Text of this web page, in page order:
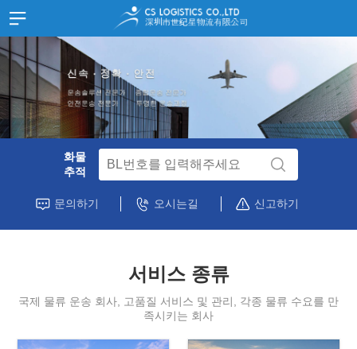
HOME
JOIN
中文 한국어
홈
회사소개
고객지원
스케쥴
고객문의
공지사항
찾아오시는길
중국 심천
화물
추적
문의하기 오시는길 신고하기
서비스 종류
국제 물류 운송 회사, 고품질 서비스 및 관리, 각종 물류 수요를 만
족시키는 회사